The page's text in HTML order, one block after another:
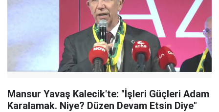
Mansur Yavaş Kalecik'te: "İşleri Güçleri Adam
Karalamak. Niye? Düzen Devam Etsin Diye"